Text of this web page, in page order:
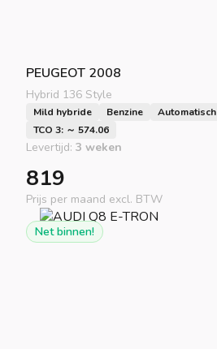
PEUGEOT 2008
Hybrid 136 Style
Mild hybride Benzine Automatisch
TCO 3: ～ 574.06
Levertijd: 3 weken
819
Prijs per maand excl. BTW
Net binnen!